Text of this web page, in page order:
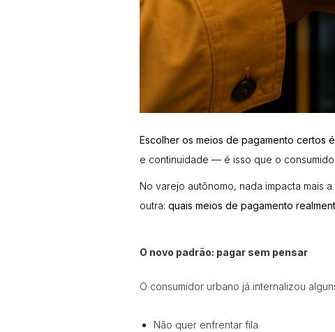
Escolher os meios de pagamento certos
e continuidade — é isso que o
No varejo autônomo, nada impacta mais
outra: quais meios de pagamento
O novo padrão: pagar sem pensar
O consumidor urbano já internalizou
Não quer enfrentar fila